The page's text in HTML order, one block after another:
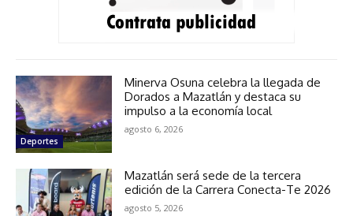
Deportes
Minerva Osuna celebra la llegada de
Dorados a Mazatlán y destaca su
impulso a la economía local
agosto 6, 2026
Mazatlán será sede de la tercera
edición de la Carrera Conecta-Te 2026
agosto 5, 2026